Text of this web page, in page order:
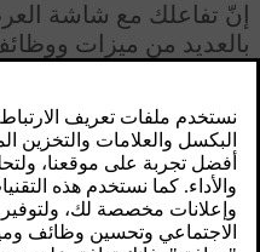
محدّث ٠٩‏/٠٤‏/٢٠٢٥
إنّ تفاعلك مع شاشة
بالعديد من ميزات